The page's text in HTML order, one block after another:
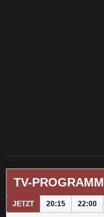
TV-PROGRAMM
JETZT 20:15 22:00